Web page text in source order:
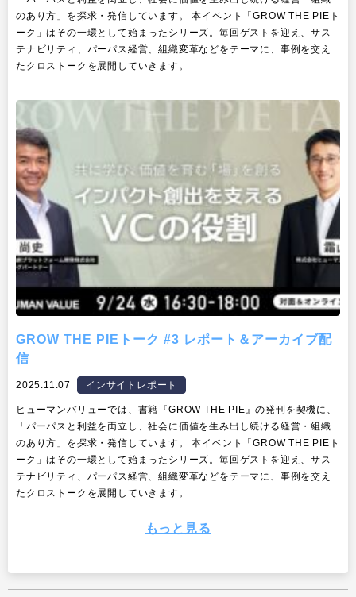
のあり方」を探求・発信しています。 本イベント「GROW THE PIEト
ーク」はその一環として始まったシリーズ。毎回ゲストを迎え、サス
テナビリティ、パーパス経営、組織変革などをテーマに、事例を交え
たクロストークを展開していきます。
GROW THE PIEトーク #3 レポート＆アーカイブ配
信
2025.11.07 インサイトレポート
ヒューマンバリューでは、書籍『GROW THE PIE』の発刊を契機に、
「パーパスと利益を両立し、社会に価値を生み出し続ける経営・組織
のあり方」を探求・発信しています。 本イベント「GROW THE PIEト
ーク」はその一環として始まったシリーズ。毎回ゲストを迎え、サス
テナビリティ、パーパス経営、組織変革などをテーマに、事例を交え
たクロストークを展開していきます。
もっと見る